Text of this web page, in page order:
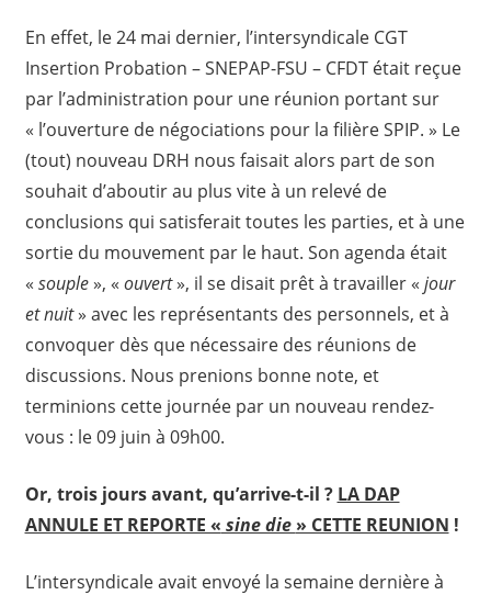
En effet, le 24 mai dernier, l’intersyndicale CGT
Insertion Probation – SNEPAP-FSU – CFDT était reçue
par l’administration pour une réunion portant sur
« l’ouverture de négociations pour la filière SPIP. » Le
(tout) nouveau DRH nous faisait alors part de son
souhait d’aboutir au plus vite à un relevé de
conclusions qui satisferait toutes les parties, et à une
sortie du mouvement par le haut. Son agenda était
« souple», « ouvert», il se disait prêt à travailler « jour
et nuit» avec les représentants des personnels, et à
convoquer dès que nécessaire des réunions de
discussions. Nous prenions bonne note, et
terminions cette journée par un nouveau rendez-
vous : le 09 juin à 09h00.
Or, trois jours avant, qu’arrive-t-il ? LA DAP
ANNULE ET REPORTE « sine die » CETTE REUNION !
L’intersyndicale avait envoyé la semaine dernière à